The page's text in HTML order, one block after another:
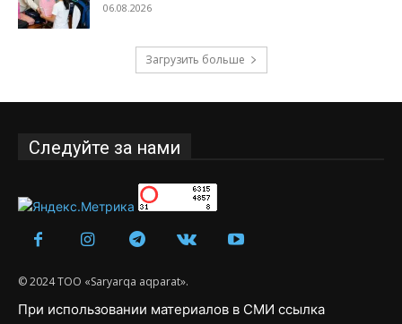
06.08.2026
Загрузить больше
Следуйте за нами
© 2024 ТОО «Saryarqa aqparat».
При использовании материалов в СМИ ссылка